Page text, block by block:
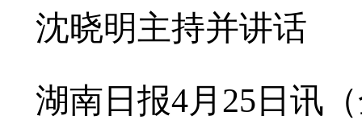
沈晓明主持并讲话
湖南日报4月25日讯